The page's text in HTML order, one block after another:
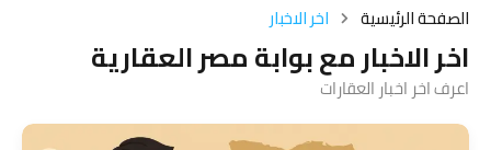
الصفحة الرئيسية اخر الاخبار
اخر الاخبار مع بوابة مصر العقارية
اعرف اخر اخبار العقارات